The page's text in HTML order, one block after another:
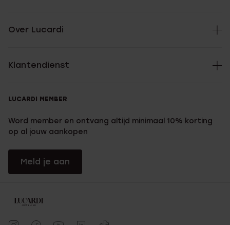
Over Lucardi
Klantendienst
LUCARDI MEMBER
Word member en ontvang altijd minimaal 10% korting
op al jouw aankopen
Meld je aan